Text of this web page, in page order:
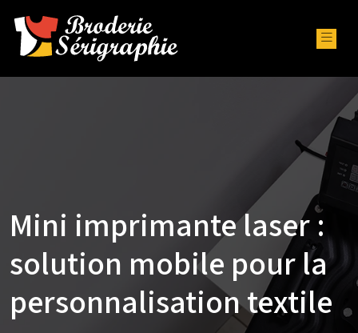
Mini imprimante laser :
solution mobile pour la
personnalisation textile